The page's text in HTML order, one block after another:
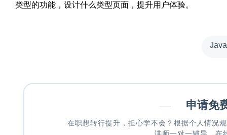
类型的功能，设计什么类型页面，提升用户体验。
— 申请免
在职想转行提升，担心学不会？根据个人情况